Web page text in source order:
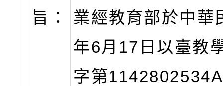
旨：
業經教育部於中華
年6月17日以臺教
字第